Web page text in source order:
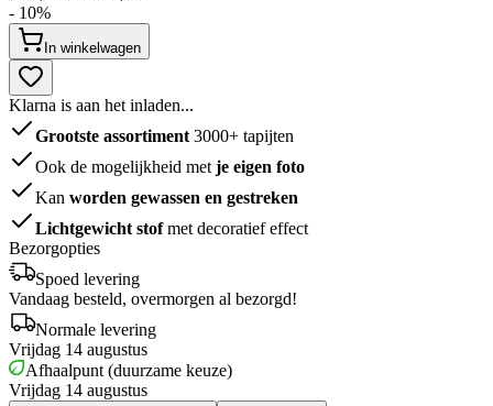
- 10%
In winkelwagen
Klarna is aan het inladen...
Grootste assortiment 3000+ tapijten
Ook de mogelijkheid met je eigen foto
Kan worden gewassen en gestreken
Lichtgewicht stofmet decoratief effect
Bezorgopties
Spoed levering
Vandaag besteld, overmorgen al bezorgd!
Normale levering
Vrijdag 14 augustus
Afhaalpunt (duurzame keuze)
Vrijdag 14 augustus